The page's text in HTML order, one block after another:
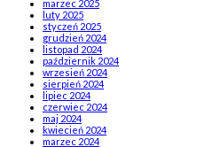
marzec 2025
luty 2025
styczeń 2025
grudzień 2024
listopad 2024
październik 2024
wrzesień 2024
sierpień 2024
lipiec 2024
czerwiec 2024
maj 2024
kwiecień 2024
marzec 2024